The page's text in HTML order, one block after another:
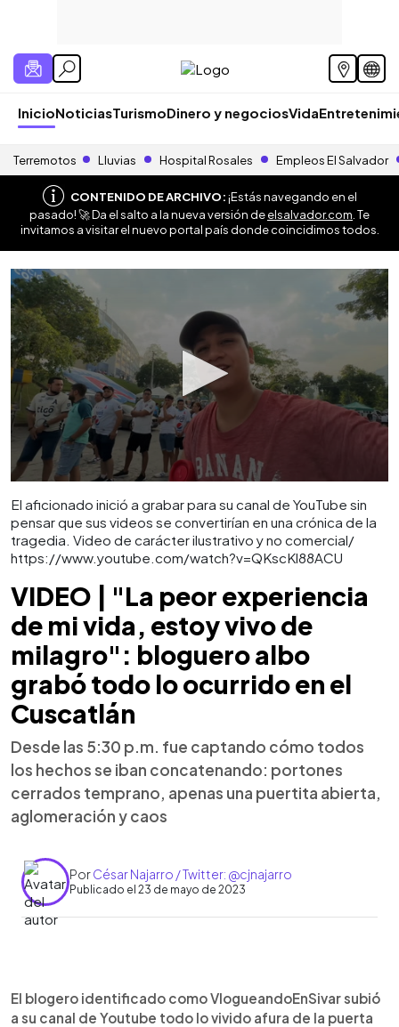
InicioNoticiasTurismoDinero y negociosVida
Terremotos Lluvias Hospital Rosales Empleos El Salvador
CONTENIDO DE ARCHIVO:¡Estás navegando en el
pasado! 🚀 Da el salto a la nueva versión deelsalvador.com . Te
invitamos a visitar el nuevo portal país donde coincidimos todos.
El aficionado inició a grabar para su canal de YouTube sin
pensar que sus videos se convertirían en una crónica de la
tragedia. Video de carácter ilustrativo y no comercial/
https://www.youtube.com/watch?v=QKscKl88ACU
VIDEO | "La peor experiencia
de mi vida, estoy vivo de
milagro": bloguero albo
grabó todo lo ocurrido en el
Cuscatlán
Desde las 5:30 p.m. fue captando cómo todos
los hechos se iban concatenando: portones
cerrados temprano, apenas una puertita abierta,
aglomeración y caos
PorCésar Najarro / Twitter: @cjnajarro
Publicado el 23 de mayo de 2023
Escuchar artículo
El blogero identificado como VlogueandoEnSivar subió
a su canal de Youtube todo lo vivido afura de la puerta